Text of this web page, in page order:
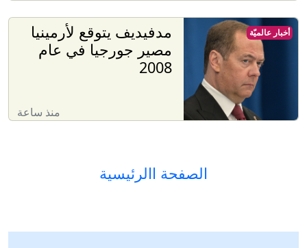
مدفيديف يتوقع لأرمينيا
مصير جورجيا في عام
2008
منذ ساعة
أخبار عالميّة
الصفحة االرئيسية